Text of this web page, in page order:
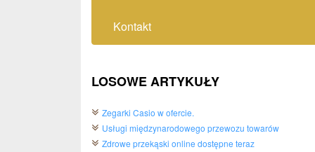
Kontakt
LOSOWE ARTYKUŁY
Zegarki Casio w ofercie.
Usługi międzynarodowego przewozu towarów
Zdrowe przekąski online dostępne teraz